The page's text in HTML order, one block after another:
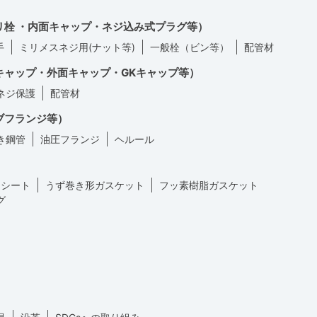
栓 ・内面キャップ・ネジ込み式プラグ等）
ミリメスネジ用(ナット等) 一般栓（ビン等） 配管材
ャップ・外面キャップ・GKキャップ等）
ジ保護 配管材
ランジ等）
鋼管 油圧フランジ ヘルール
ート うず巻き形ガスケット
フッ素樹脂ガスケット